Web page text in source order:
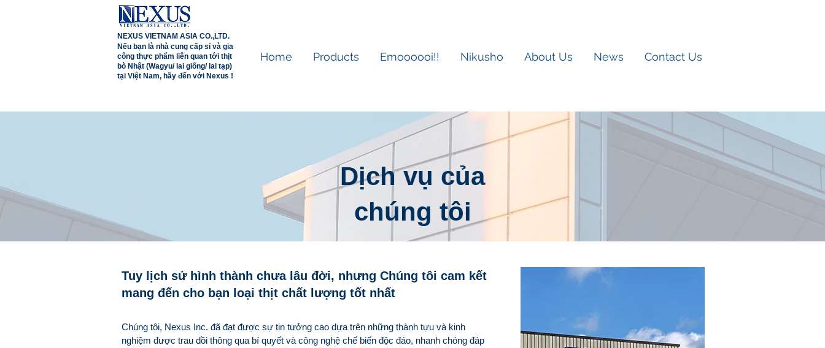
NEXUS VIETNAM ASIA CO.,LTD.
Nếu bạn là nhà cung cấp sỉ và gia
công thực phẩm liên quan tới thịt
bò Nhật (Wagyu/ lai giống/ lai tạp)
tại Việt Nam, hãy đến với Nexus !
Home Products Emoooooi!! Nikusho About Us News Contact Us
Dịch vụ của
chúng tôi
Tuy lịch sử hình thành chưa lâu đời, nhưng Chúng tôi cam kết
mang đến cho bạn loại thịt chất lượng tốt nhất
Chúng tôi, Nexus Inc. đã đạt được sự tin tưởng cao dựa trên những thành tựu và kinh
nghiệm được trau dồi thông qua bí quyết và công nghệ chế biến độc đáo, nhanh chóng đáp